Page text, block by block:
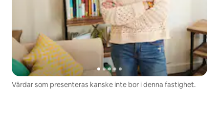
Värdar som presenteras kanske inte bor i denna fastighet.